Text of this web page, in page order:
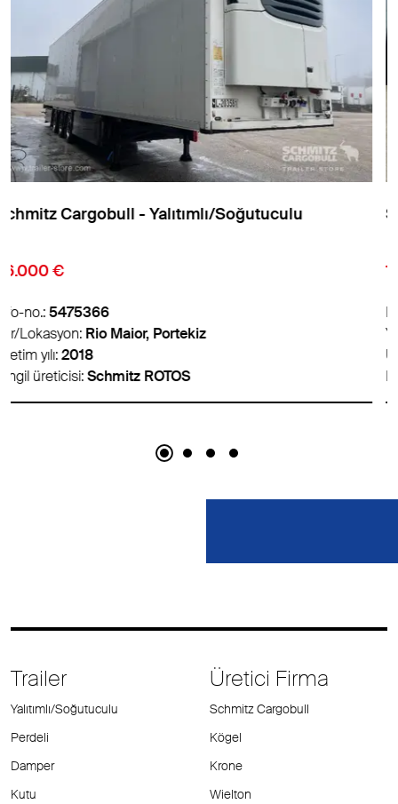
Schmitz Cargobull - Yalıtımlı/Soğutuculu
18.900 €
Info-no.:5459626
Yer/Lokasyon:Padborg, Danimarka
Üretim yılı:2018
Dingil üreticisi:Schmitz ROTOS
Trailer
Yalıtımlı/Soğutuculu
Perdeli
Damper
Kutu
Üretici Firma
Schmitz Cargobull
Kögel
Krone
Wielton